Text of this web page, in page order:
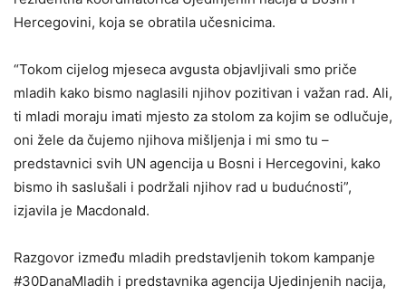
Hercegovini, koja se obratila učesnicima.
“Tokom cijelog mjeseca avgusta objavljivali smo priče
mladih kako bismo naglasili njihov pozitivan i važan rad. Ali,
ti mladi moraju imati mjesto za stolom za kojim se odlučuje,
oni žele da čujemo njihova mišljenja i mi smo tu –
predstavnici svih UN agencija u Bosni i Hercegovini, kako
bismo ih saslušali i podržali njihov rad u budućnosti”,
izjavila je Macdonald.
Razgovor između mladih predstavljenih tokom kampanje
#30DanaMladih i predstavnika agencija Ujedinjenih nacija,